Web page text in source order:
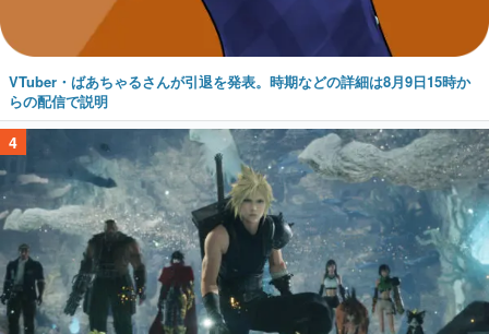
VTuber・ばあちゃるさんが引退を発表。時期などの詳細は8月9日15時か
らの配信で説明
4